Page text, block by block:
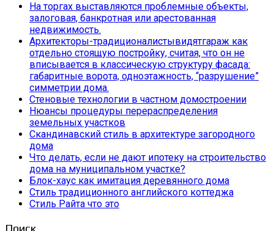
На торгах выставляются проблемные объекты,
залоговая, банкротная или арестованная
недвижимость.
Архитекторы-традиционалистывидятгараж как
отдельно стоящую постройку, считая, что он не
вписывается в классическую структуру фасада:
габаритные ворота, одноэтажность, “разрушение”
симметрии дома.
Стеновые технологии в частном домостроении
Нюансы процедуры перераспределения
земельных участков
Скандинавский стиль в архитектуре загородного
дома
Что делать, если не дают ипотеку на строительство
дома на муниципальном участке?
Блок-хаус как имитация деревянного дома
Стиль традиционного английского коттеджа
Стиль Райта что это
Поиск